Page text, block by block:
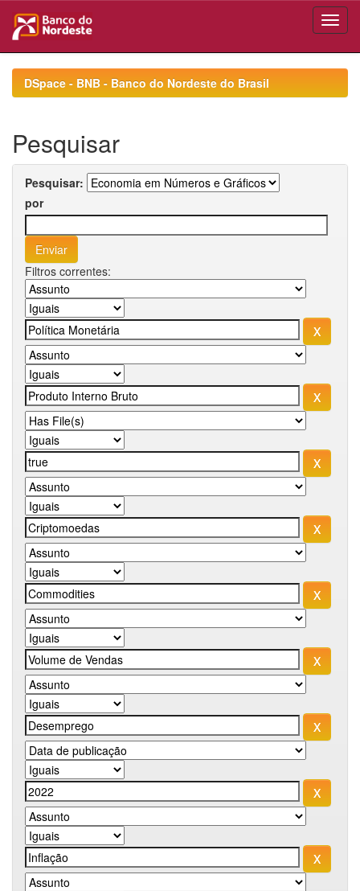
navigationDSpace - BNB - Banco do Nordeste do Brasil
Pesquisar
Pesquisar:
por
Filtros correntes: